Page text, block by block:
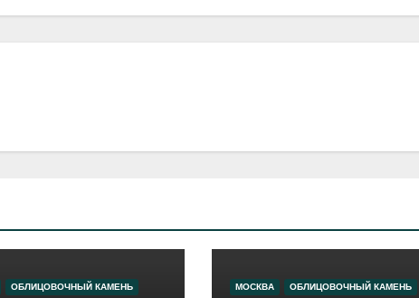
ОБЛИЦОВОЧНЫЙ КАМЕНЬ МОСКВА ОБЛИЦОВОЧНЫЙ КАМЕНЬ